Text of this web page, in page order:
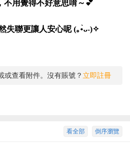
不用覺得不好意思唷～💕
失聯更讓人安心呢 (｡•̀ᴗ-)✧
或查看附件。沒有賬號？ 立即註冊
倒序瀏覽
看全部